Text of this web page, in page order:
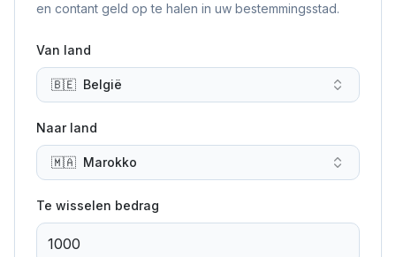
en contant geld op te halen in uw bestemmingsstad.
Van land
🇧🇪 België
Naar land
🇲🇦 Marokko
Te wisselen bedrag